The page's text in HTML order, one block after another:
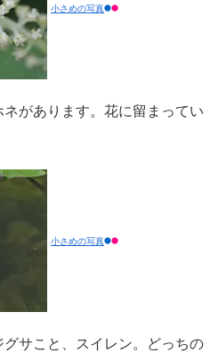
小さめの写真
があります。花に留まってい
小さめの写真
サこと、スイレン。どっちの